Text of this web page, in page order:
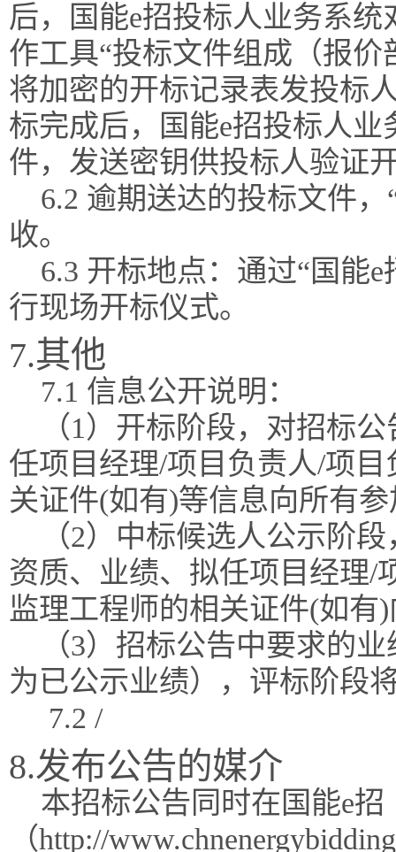
后，国能e招投标人业务系
作工具“投标文件组成（报
将加密的开标记录表发投标
标完成后，国能e招投标人
件，发送密钥供投标人验证
6.2 逾期送达的投标文件
收。
6.3 开标地点：通过“国能
行现场开标仪式。
7.其他
7.1 信息公开说明：
（1）开标阶段，对招标
任项目经理/项目负责人/项
关证件(如有)等信息向所有
（2）中标候选人公示阶
资质、业绩、拟任项目经理/
监理工程师的相关证件(如有
（3）招标公告中要求的
为已公示业绩），评标阶段
7.2 /
8.发布公告的媒介
本招标公告同时在国能e招
（http://